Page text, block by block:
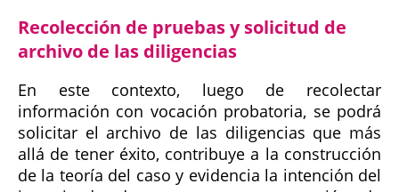
Recolección de pruebas y solicitud de
archivo de las diligencias
En este contexto, luego de recolectar
información con vocación probatoria, se podrá
solicitar el archivo de las diligencias que más
allá de tener éxito, contribuye a la construcción
de la teoría del caso y evidencia la intención del